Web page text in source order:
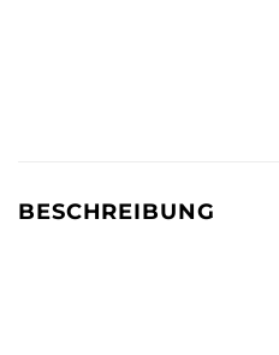
BESCHREIBUNG